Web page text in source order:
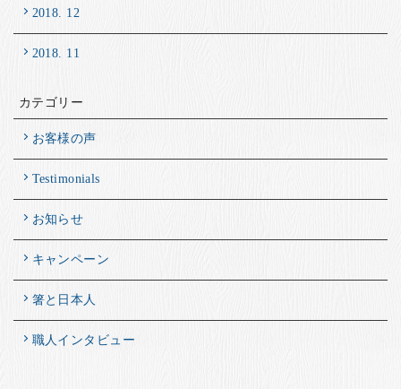
2018. 12
2018. 11
カテゴリー
お客様の声
Testimonials
お知らせ
キャンペーン
箸と日本人
職人インタビュー